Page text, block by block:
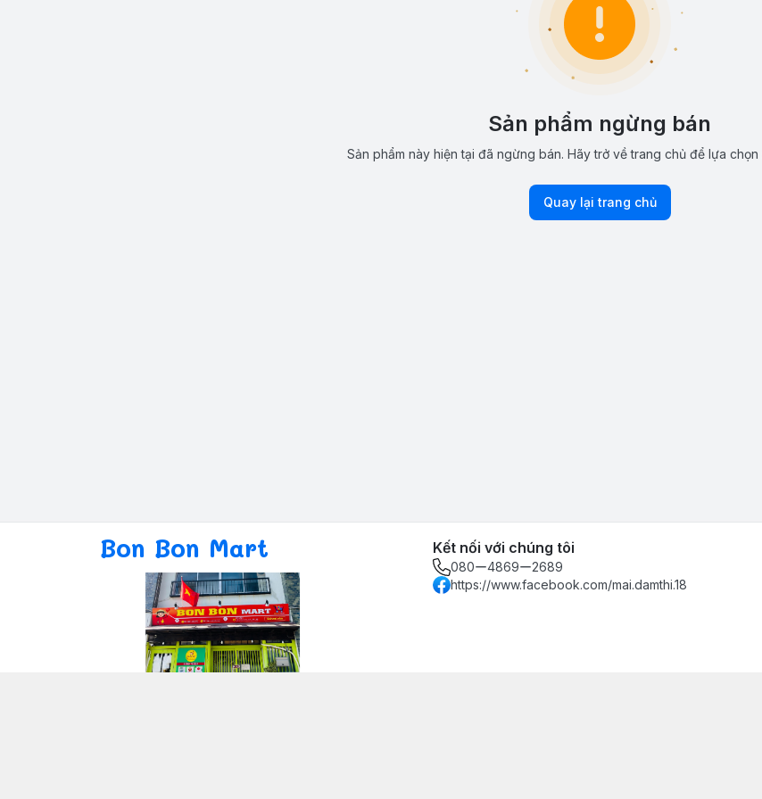
Sản phẩm ngừng bán
Sản phẩm này hiện tại đã ngừng bán. Hãy trở về trang chủ để lựa chọn
Quay lại trang chủ
Bon Bon Mart Kết nối với chúng tôi
080ー4869ー2689
https://www.facebook.com/mai.damthi.18